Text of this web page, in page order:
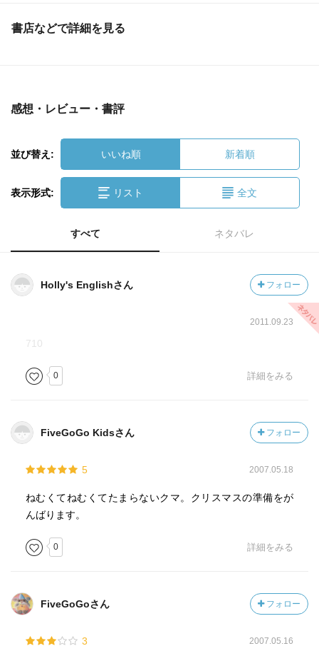
書店などで詳細を見る
感想・レビュー・書評
並び替え: いいね順 新着順
表示形式: リスト 全文
すべて ネタバレ
Holly's Englishさん フォロー
2011.09.23
710
0 詳細をみる
FiveGoGo Kidsさん フォロー
5 2007.05.18
ねむくてねむくてたまらないクマ。クリスマスの準備をが
んばります。
0 詳細をみる
FiveGoGoさん フォロー
3 2007.05.16